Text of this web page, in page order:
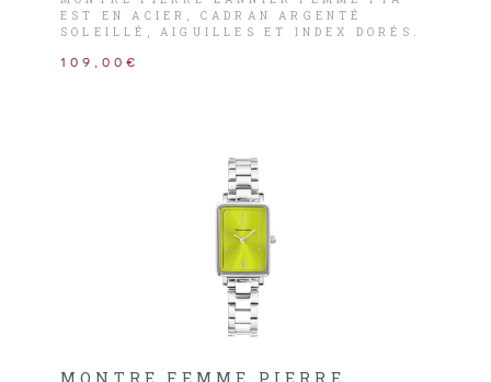
EST EN ACIER, CADRAN ARGENTÉ
SOLEILLÉ, AIGUILLES ET INDEX DORÉS.
109,00€